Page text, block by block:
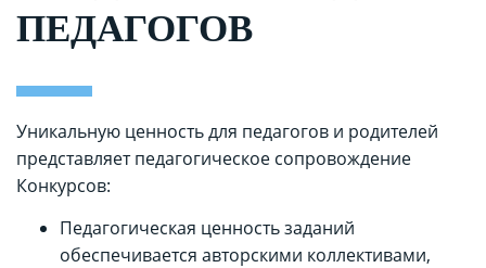
ПЕДАГОГОВ
Уникальную ценность для педагогов и родителей
представляет педагогическое сопровождение
Конкурсов:
Педагогическая ценность заданий
обеспечивается авторскими коллективами,